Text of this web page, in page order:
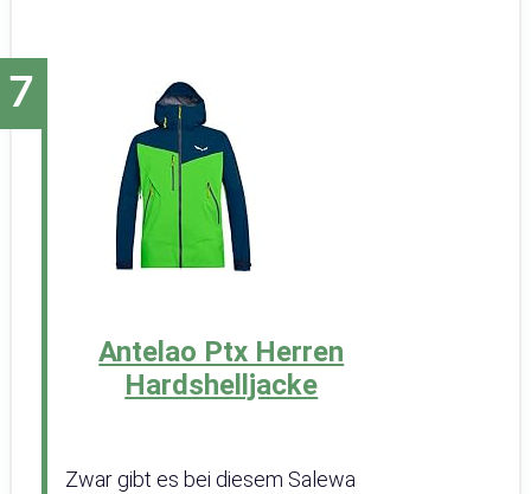
Antelao Ptx Herren
Hardshelljacke
Zwar gibt es bei diesem Salewa